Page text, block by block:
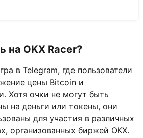
на OKX Racer?
в Telegram, где пользователи
цены Bitcoin и
Хотя очки не могут быть
на деньги или токены, они
для участия в различных
организованных биржей OKX.